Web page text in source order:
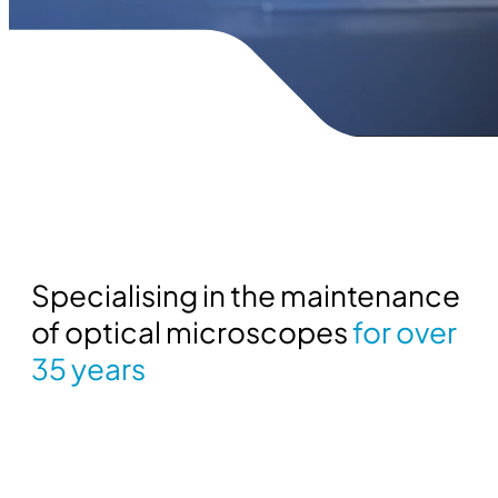
Specialising in the maintenance
of optical microscopesfor over
35 years